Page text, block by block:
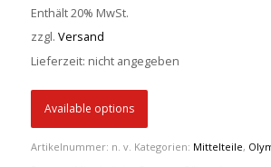
Enthält 20% MwSt.
zzgl. Versand
Lieferzeit: nicht angegeben
Available options
Artikelnummer: n. v. Kategorien: Mittelteile,